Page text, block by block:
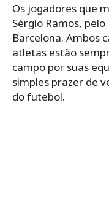
Os jogadores que
Sérgio Ramos,
Barcelona. Ambos
atletas estão
campo por suas
simples prazer de
do futebol.